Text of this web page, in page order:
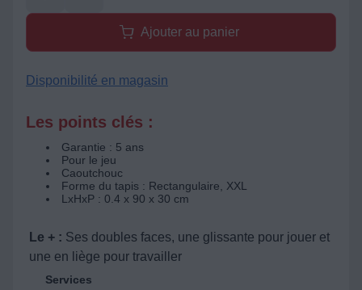
Ajouter au panier
Disponibilité en magasin
Les points clés :
Garantie : 5 ans
Pour le jeu
Caoutchouc
Forme du tapis : Rectangulaire, XXL
LxHxP : 0.4 x 90 x 30 cm
Le + : Ses doubles faces, une glissante pour jouer et
une en liège pour travailler
Services